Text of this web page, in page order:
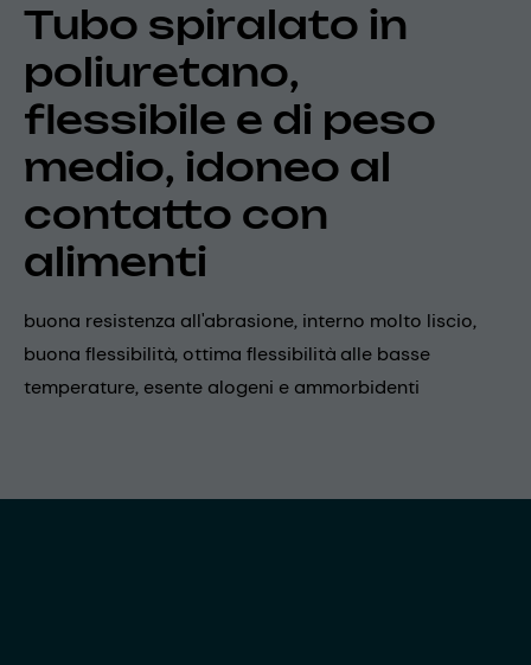
Tubo spiralato in
poliuretano,
flessibile e di peso
medio, idoneo al
contatto con
alimenti
buona resistenza all'abrasione, interno molto liscio,
buona flessibilità, ottima flessibilità alle basse
temperature, esente alogeni e ammorbidenti